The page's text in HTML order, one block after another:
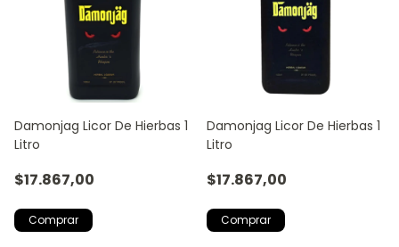
Damonjag Licor De Hierbas 1
Litro
$17.867,00
Damonjag Licor De Hierbas 1
Litro
$17.867,00